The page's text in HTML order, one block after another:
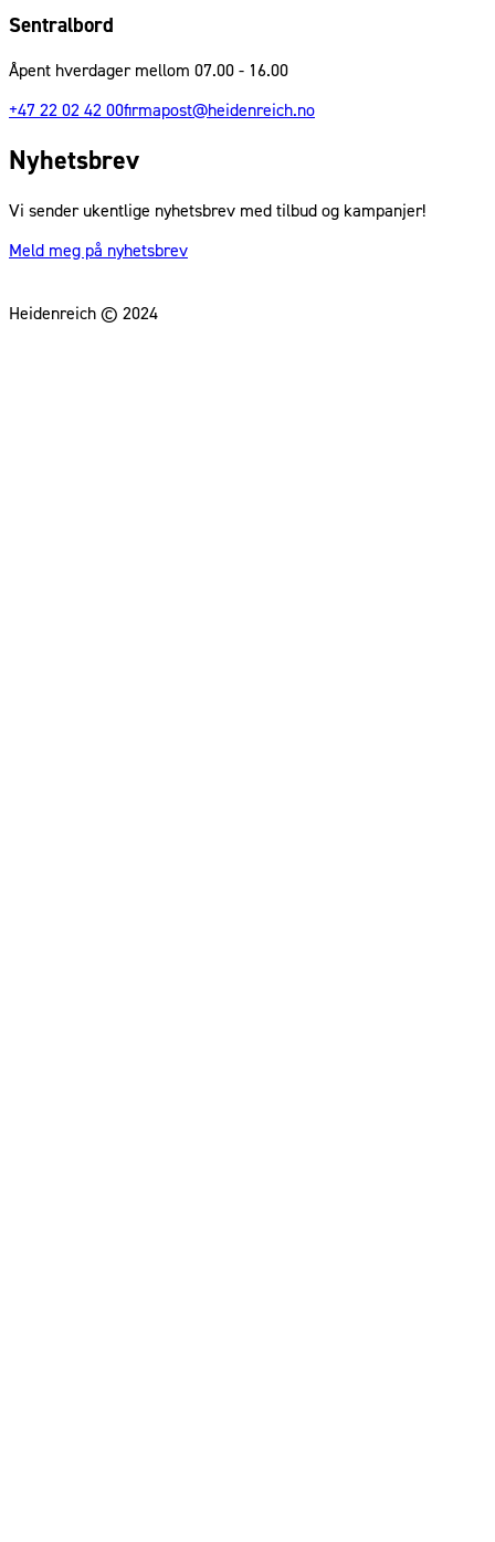
Sentralbord
Åpent hverdager mellom 07.00 - 16.00
+47 22 02 42 00firmapost@heidenreich.no
Nyhetsbrev
Vi sender ukentlige nyhetsbrev med tilbud og kampanjer!
Meld meg på nyhetsbrev
Heidenreich © 2024